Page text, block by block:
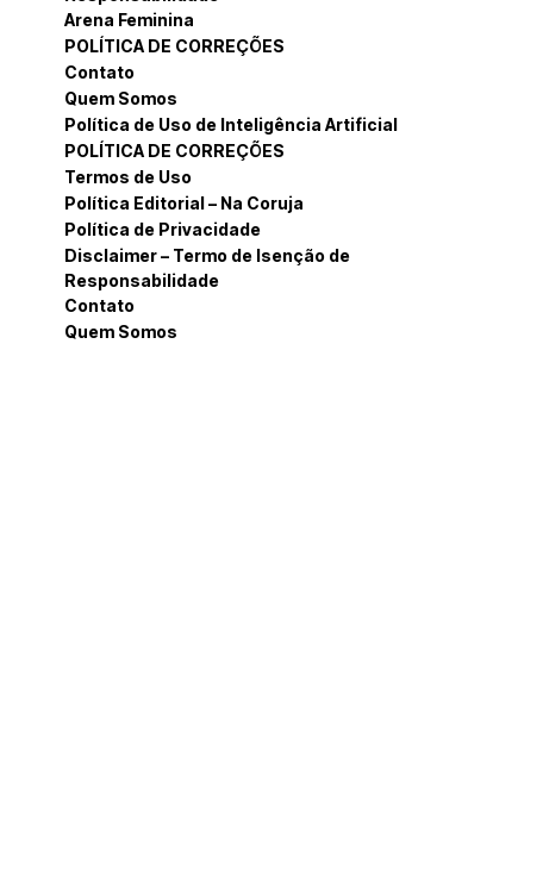
Arena Feminina
POLÍTICA DE CORREÇÕES
Contato
Quem Somos
Política de Uso de Inteligência Artificial
POLÍTICA DE CORREÇÕES
Termos de Uso
Política Editorial – Na Coruja
Política de Privacidade
Disclaimer – Termo de Isenção de
Responsabilidade
Contato
Quem Somos